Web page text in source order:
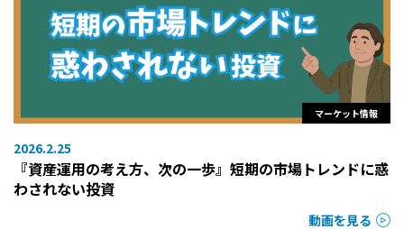
マーケット情報
2026.2.25
『資産運用の考え方、次の一歩』短期の市場トレンドに惑
わされない投資
動画を見る